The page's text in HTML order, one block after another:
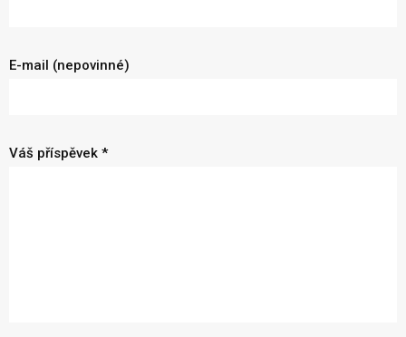
E-mail (nepovinné)
Váš příspěvek *